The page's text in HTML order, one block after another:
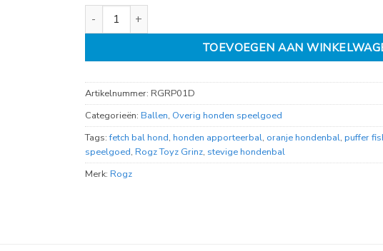
Rogz Toyz Grinz Puffer Fish Fetch Ball Orange aantal
TOEVOEGEN AAN
Artikelnummer: RGRP01D
Categorieën: Ballen, Overig honden speelgoed
Tags:fetch bal hond, honden apporteerbal, oranje hondenbal, puffer
speelgoed, Rogz Toyz Grinz, stevige hondenbal
Merk: Rogz